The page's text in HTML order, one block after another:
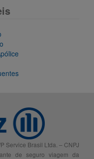
Service Brasil Ltda. – CNPJ
de seguro viagem da